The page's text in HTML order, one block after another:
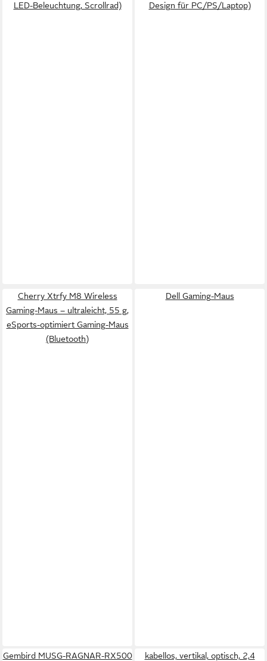
LED-Beleuchtung, Scrollrad)
Design für PC/PS/Laptop)
Cherry Xtrfy M8 Wireless
Gaming-Maus – ultraleicht, 55 g,
eSports-optimiert Gaming-Maus
(Bluetooth)
Dell Gaming-Maus
Gembird MUSG-RAGNAR-RX500 kabellos, vertikal, optisch, 2,4